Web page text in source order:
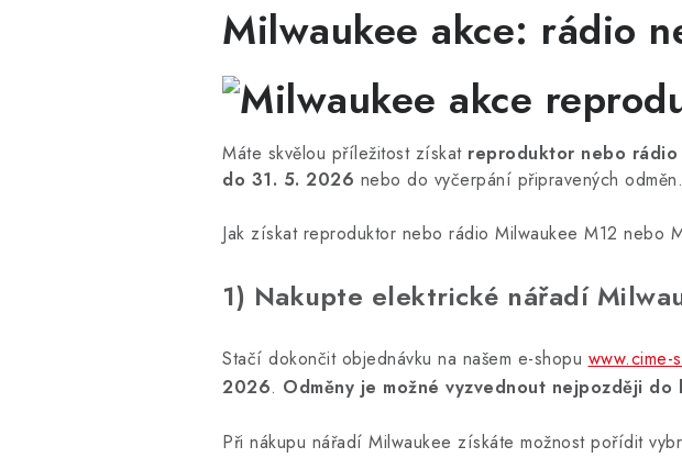
Milwaukee akce: rádio
Máte skvělou příležitost získat reproduktor nebo rádio
do 31. 5. 2026 nebo do vyčerpání připravených
Jak získat reproduktor nebo rádio Milwaukee M12 nebo
1) Nakupte elektrické nářadí
Stačí dokončit objednávku na našem e-shopu www.cime-
2026. Odměny je možné vyzvednout nejpozději
Při nákupu nářadí Milwaukee získáte možnost pořídit